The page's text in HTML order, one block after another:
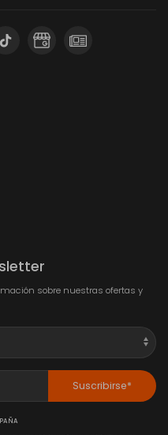
sobre nuestras ofertas y
Suscribirse*